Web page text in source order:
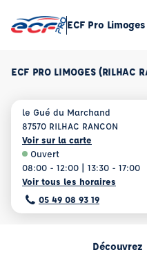
ECF Pro
ECF PRO LIMOGES (RILHAC
le Gué du Marchand
87570 RILHAC RANCON
Voir sur la carte
Ouvert
08:00 - 12:00 | 13:30 - 17:00
Voir tous les horaires
05 49 08 93 19